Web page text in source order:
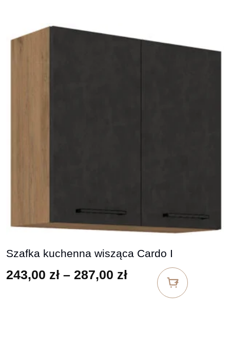
Szafka kuchenna wisząca Cardo I
243,00 zł – 287,00 złZakres cen: od